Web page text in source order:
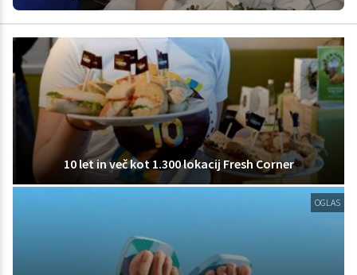
10 let in več kot 1.300 lokacij Fresh Corner
OGLAS